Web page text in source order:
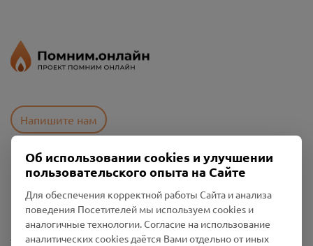
Напишите нам
Пользовательское соглашение
Политика конфиденциальности
Промо-материалы
Настройки cookies
Об использовании cookies и улучшении
пользовательского опыта на Сайте
Для обеспечения корректной работы Сайта и анализа
поведения Посетителей мы используем cookies и
аналогичные технологии. Согласие на использование
аналитических cookies даётся Вами отдельно от иных